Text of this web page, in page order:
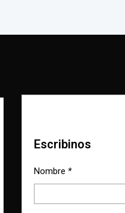
Escribinos
Nombre *